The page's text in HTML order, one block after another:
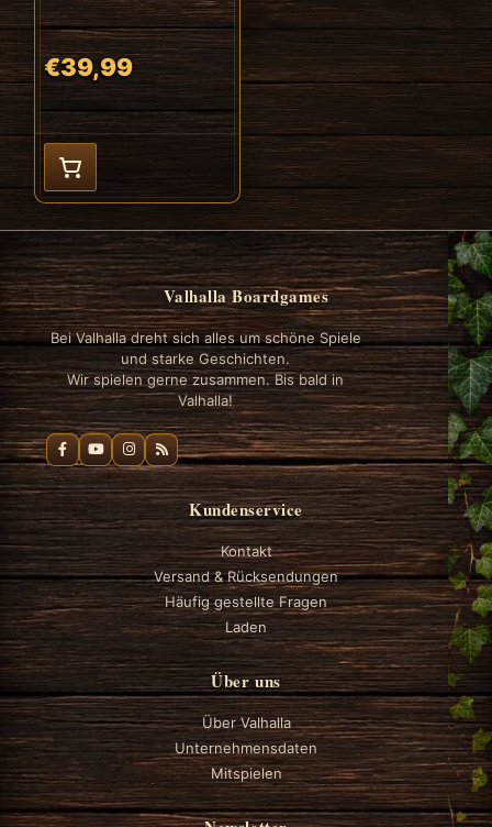
€39,99
Valhalla Boardgames
Bei Valhalla dreht sich alles um schöne Spiele
und starke Geschichten.
Wir spielen gerne zusammen. Bis bald in
Valhalla!
Kundenservice
Kontakt
Versand & Rücksendungen
Häufig gestellte Fragen
Laden
Über uns
Über Valhalla
Unternehmensdaten
Mitspielen